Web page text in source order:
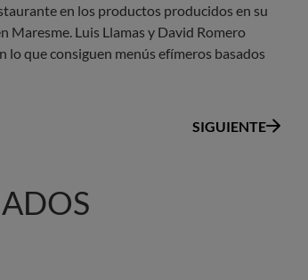
en los productos producidos en su
Maresme. Luis Llamas y David Romero
que consiguen menús efímeros basados
SIGUIENTE